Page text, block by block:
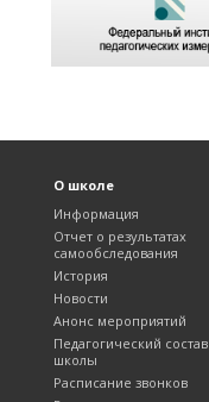
О школе
Информация
Отчет о результатах
самообследования
История
Новости
Анонс мероприятий
Педагогический состав
школы
Расписание звонков